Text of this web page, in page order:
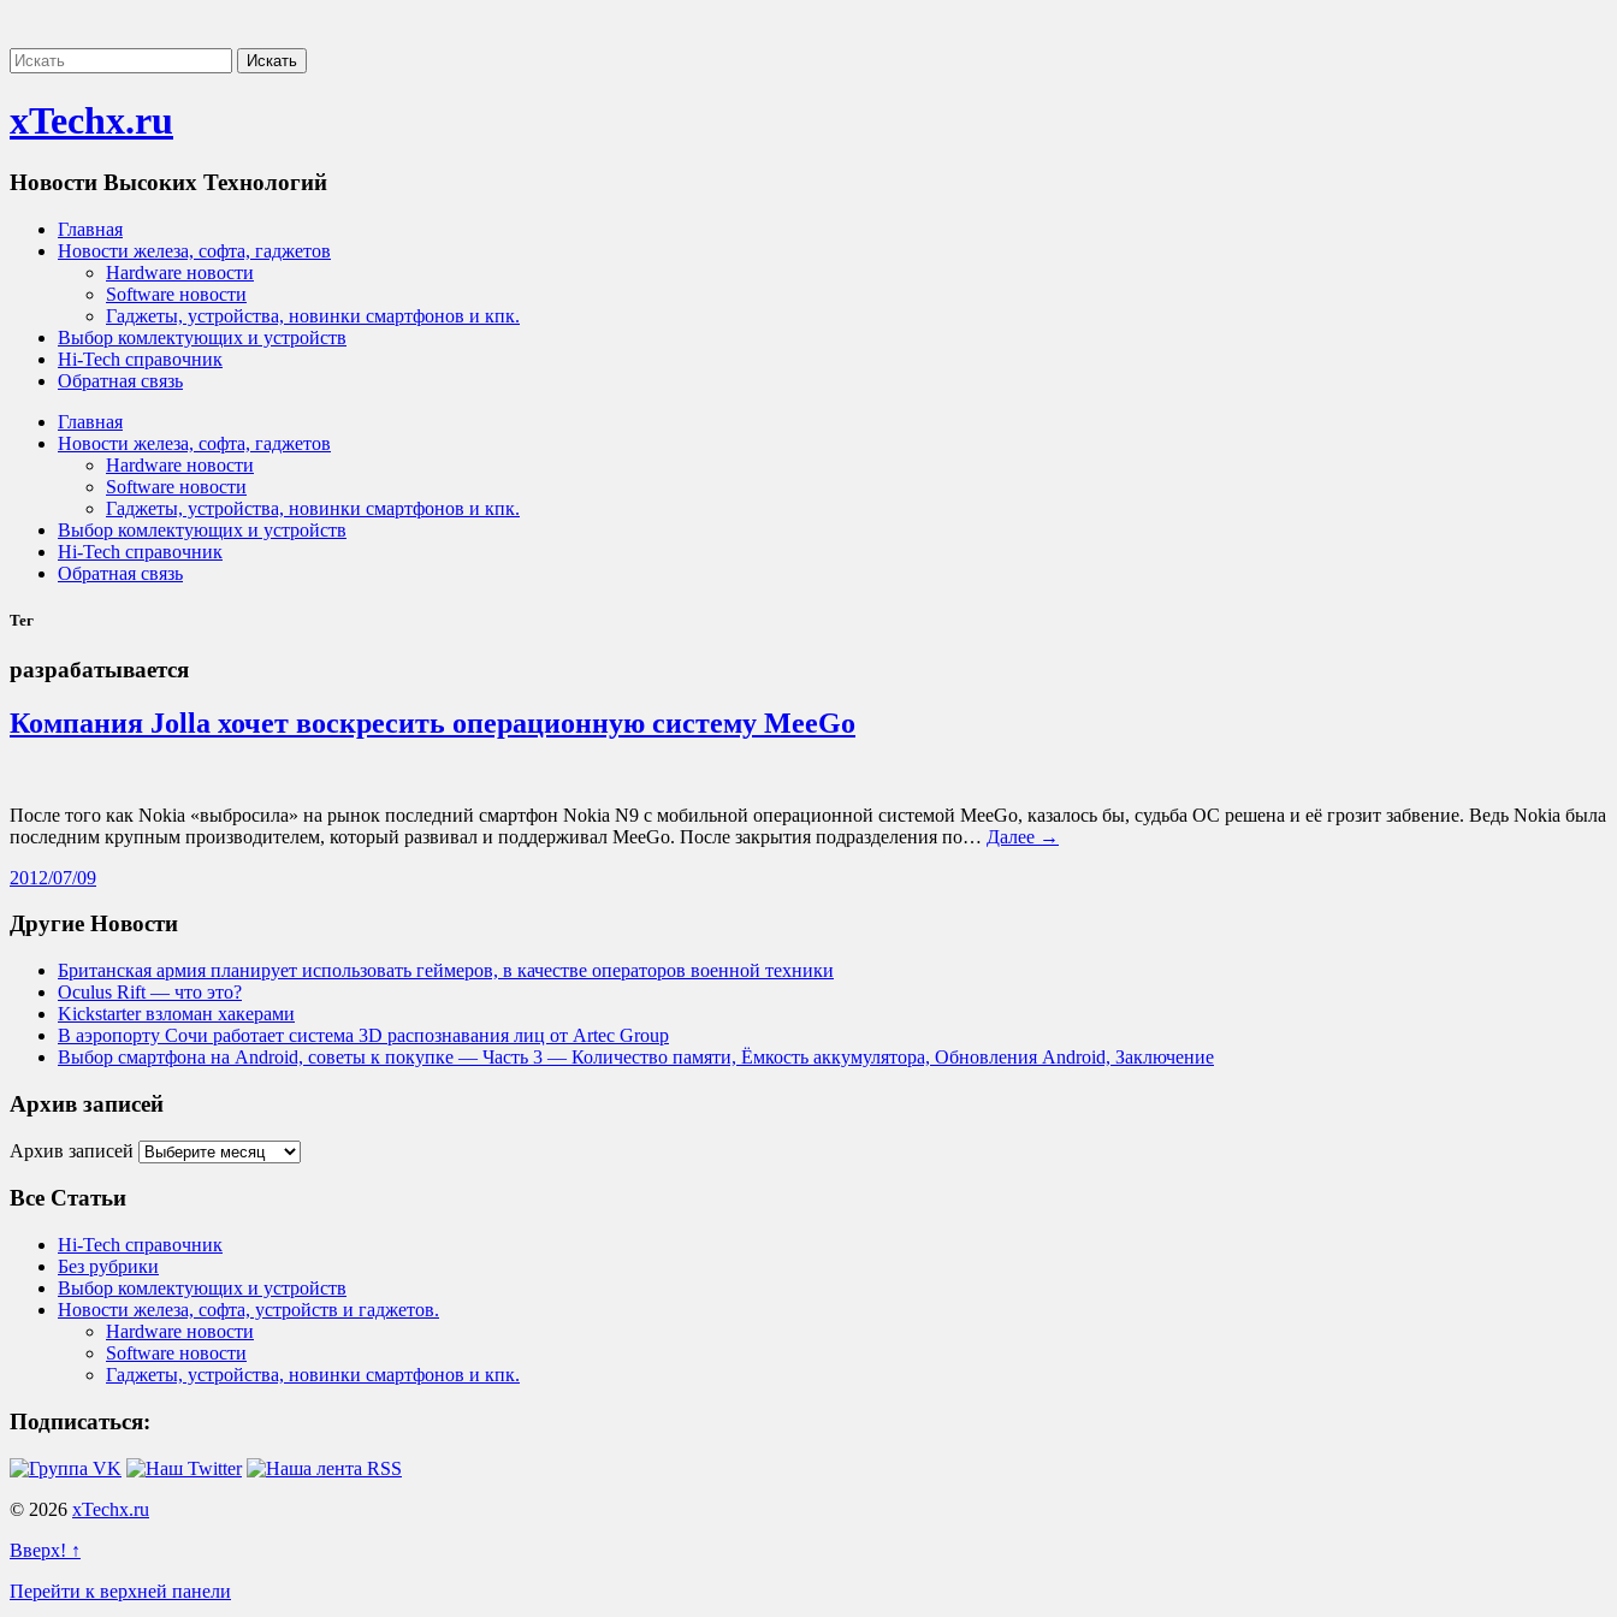
xTechx.ru
Новости Высоких Технологий
Главная
Новости железа, софта, гаджетов
Hardware новости
Software новости
Гаджеты, устройства, новинки смартфонов и кпк.
Выбор комлектующих и устройств
Hi-Tech справочник
Обратная связь
Главная
Новости железа, софта, гаджетов
Hardware новости
Software новости
Гаджеты, устройства, новинки смартфонов и кпк.
Выбор комлектующих и устройств
Hi-Tech справочник
Обратная связь
Тег
разрабатывается
Компания Jolla хочет воскресить операционную систему MeeGo
После того как Nokia «выбросила» на рынок последний смартфон Nokia N9 с мобильной операционной системой MeeGo, казалось бы, судьба ОС решена и её грозит забвение. Ведь Nokia была
последним крупным производителем, который развивал и поддерживал MeeGo. После закрытия подразделения по… Далее →
2012/07/09
Другие Новости
Британская армия планирует использовать геймеров, в качестве операторов военной техники
Oculus Rift — что это?
Kickstarter взломан хакерами
В аэропорту Сочи работает система 3D распознавания лиц от Artec Group
Выбор смартфона на Android, советы к покупке — Часть 3 — Количество памяти, Ёмкость аккумулятора, Обновления Android, Заключение
Архив записей
Архив записей
Все Статьи
Hi-Tech справочник
Без рубрики
Выбор комлектующих и устройств
Новости железа, софта, устройств и гаджетов.
Hardware новости
Software новости
Гаджеты, устройства, новинки смартфонов и кпк.
Подписаться:
© 2026 xTechx.ru
Вверх! ↑
Перейти к верхней панели